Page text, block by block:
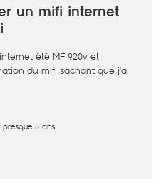
un mifi internet
été MF 920v et
du mifi sachant que j'ai
8 ans